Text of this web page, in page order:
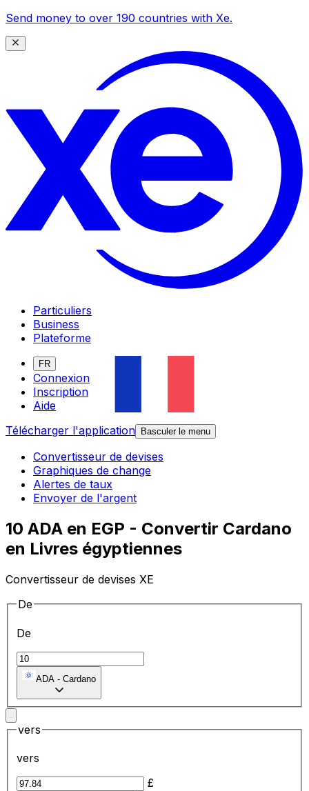
Send money to over 190 countries with Xe.
Particuliers
Business
Plateforme
FR
Connexion
Inscription
Aide
Télécharger l'application
Basculer le menu
Convertisseur de devises
Graphiques de change
Alertes de taux
Envoyer de l'argent
10 ADA en EGP - Convertir Cardano
en Livres égyptiennes
Convertisseur de devises XE
De
De
ADA - Cardano
vers
vers
£